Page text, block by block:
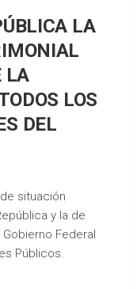
LA
LA
LOS
DEL
situación
y la de
Federal
Públicos.